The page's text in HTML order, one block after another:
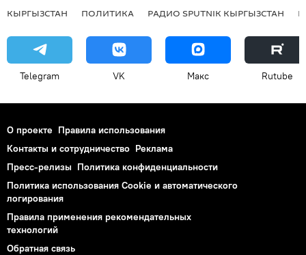
КЫРГЫЗСТАН ПОЛИТИКА РАДИО SPUTNIK КЫРГЫЗСТАН
Telegram VK Макс Rutube
О проекте Правила использования
Контакты и сотрудничество Реклама
Пресс-релизы Политика конфиденциальности
Политика использования Cookie и автоматического
логирования
Правила применения рекомендательных
технологий
Обратная связь